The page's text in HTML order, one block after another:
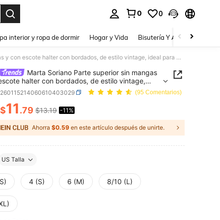
0 0
interior y ropa de dormir Hogar y Vida Bisutería Y Accesorios
Marta Soriano Parte superior sin mangas y con escote halter con bordados, de estilo vintage, ideal para Navidad, Nochevieja, Acción de Gracias, fiestas elegantes, invierno, graduación, baile de graduación, eventos de lujo por la noche y playa en verano
Marta Soriano Parte superior sin mangas
halter con bordados, de estilo vintage,
Navidad, Nochevieja, Acción de Gracias,
invierno, graduación, baile de
eventos de lujo por la noche y playa en
(95 Comentarios)
AND AVAILABILITY
$11.79 $13.19 -11%
Ahorra $0.59 en este artículo después de unirte.
US Talla
4 (S) 6 (M) 8/10 (L)